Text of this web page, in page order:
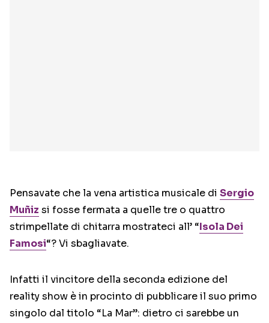
Pensavate che la vena artistica musicale di Sergio
Muñiz si fosse fermata a quelle tre o quattro
strimpellate di chitarra mostrateci all’ “Isola Dei
Famosi“? Vi sbagliavate.
Infatti il vincitore della seconda edizione del
reality show è in procinto di pubblicare il suo primo
singolo dal titolo “La Mar”: dietro ci sarebbe un